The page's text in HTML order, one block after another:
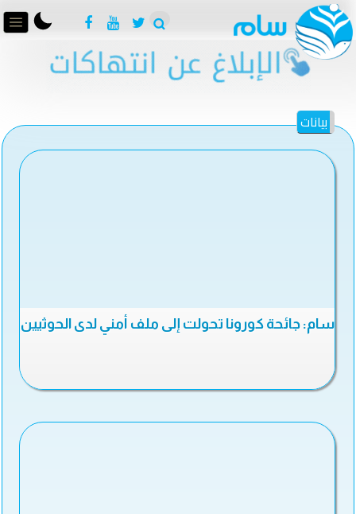
بيانات
سام: جائحة كورونا تحولت إلى ملف أمني لدى الحوثيين